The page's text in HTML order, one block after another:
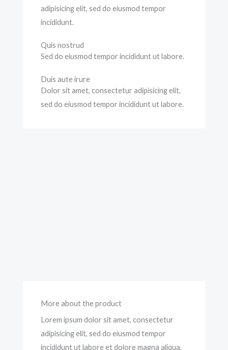
adipisicing elit, sed do eiusmod tempor
incididunt.
Quis nostrud
Sed do eiusmod tempor incididunt ut labore.
Duis aute irure
Dolor sit amet, consectetur adipisicing elit,
sed do eiusmod tempor incididunt ut labore.
More about the product
Lorem ipsum dolor sit amet, consectetur
adipisicing elit, sed do eiusmod tempor
incididunt ut labore et dolore magna aliqua.